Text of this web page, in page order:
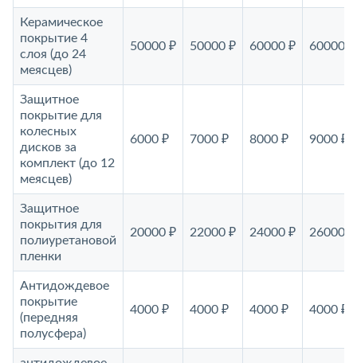
Керамическое
покрытие 4
слоя (до 24
меясцев)
50000 ₽ 50000 ₽ 60000 ₽ 60000 ₽
Защитное
покрытие для
колесных
дисков за
комплект (до 12
меясцев)
6000 ₽ 7000 ₽ 8000 ₽ 9000 ₽
Защитное
покрытия для
полиуретановой
пленки
20000 ₽ 22000 ₽ 24000 ₽ 26000 ₽
Антидождевое
покрытие
(передняя
полусфера)
4000 ₽ 4000 ₽ 4000 ₽ 4000 ₽